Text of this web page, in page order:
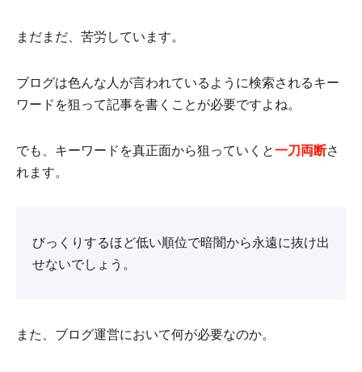
まだまだ、苦労しています。
ブログは色んな人が言われているように検索されるキー
ワードを狙って記事を書くことが必要ですよね。
でも、キーワードを真正面から狙っていくと一刀両断さ
れます。
びっくりするほど低い順位で暗闇から永遠に抜け出
せないでしょう。
また、ブログ運営において何が必要なのか。